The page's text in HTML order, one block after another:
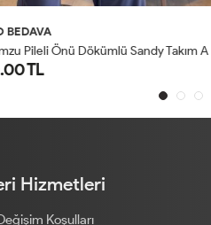
Hizmetleri
Koşulları